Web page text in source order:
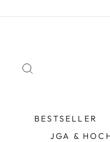
Inhalt
BESTSELLER
JGA &